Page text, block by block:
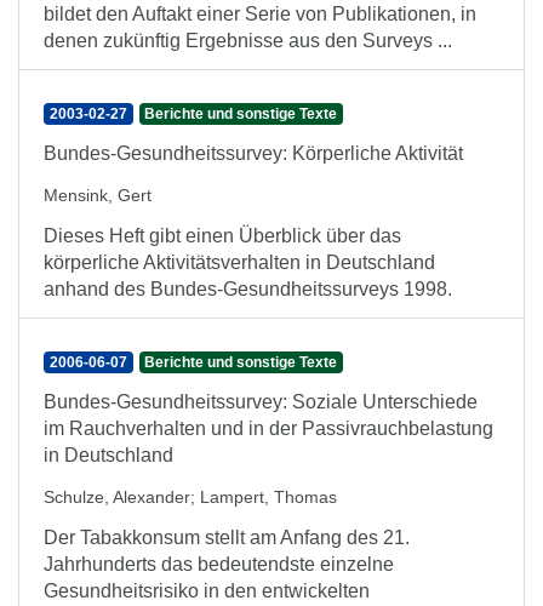
bildet den Auftakt einer Serie von Publikationen, in
denen zukünftig Ergebnisse aus den Surveys ...
2003-02-27 Berichte und sonstige Texte
Bundes-Gesundheitssurvey: Körperliche Aktivität
Mensink, Gert
Dieses Heft gibt einen Überblick über das
körperliche Aktivitätsverhalten in Deutschland
anhand des Bundes-Gesundheitssurveys 1998.
2006-06-07 Berichte und sonstige Texte
Bundes-Gesundheitssurvey: Soziale Unterschiede
im Rauchverhalten und in der Passivrauchbelastung
in Deutschland
Schulze, Alexander; Lampert, Thomas
Der Tabakkonsum stellt am Anfang des 21.
Jahrhunderts das bedeutendste einzelne
Gesundheitsrisiko in den entwickelten